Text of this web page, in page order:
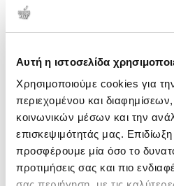
Αυτή η ιστοσελίδα
Χρησιμοποιούμε cookies για
περιεχομένου και
κοινωνικών μέσων και την
επισκεψιμότητάς μας.
προσφέρουμε μία όσο το δυνατό
προτιμήσεις σας και πιο
Εξαντλημένο
(0)
(P/B) EFFECTIVE SCHOOL
INTERVENTIONS
STRATEGIES FOR ENHANCING
ACADEMIC ACHIEVEMENT AND
SOCIAL COMPETENCE
RATHVON NATALIE
Κωδ. Πολιτείας:3707-1066